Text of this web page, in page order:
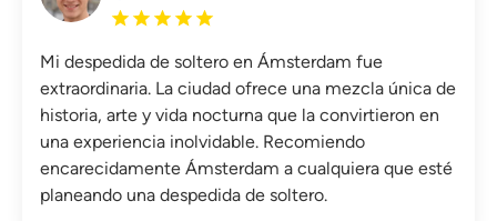
Mi despedida de soltero en Ámsterdam fue
extraordinaria. La ciudad ofrece una mezcla única de
historia, arte y vida nocturna que la convirtieron en
una experiencia inolvidable. Recomiendo
encarecidamente Ámsterdam a cualquiera que esté
planeando una despedida de soltero.